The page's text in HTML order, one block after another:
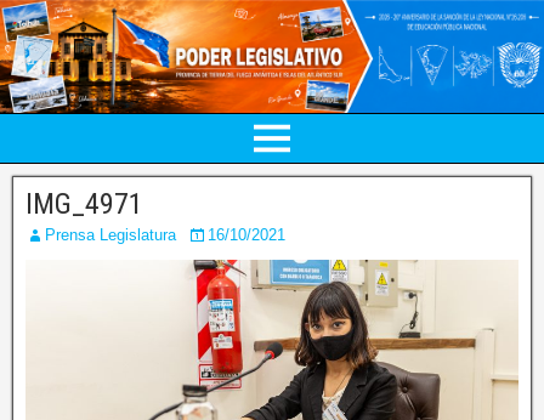
IMG_4971
Prensa Legislatura 16/10/2021